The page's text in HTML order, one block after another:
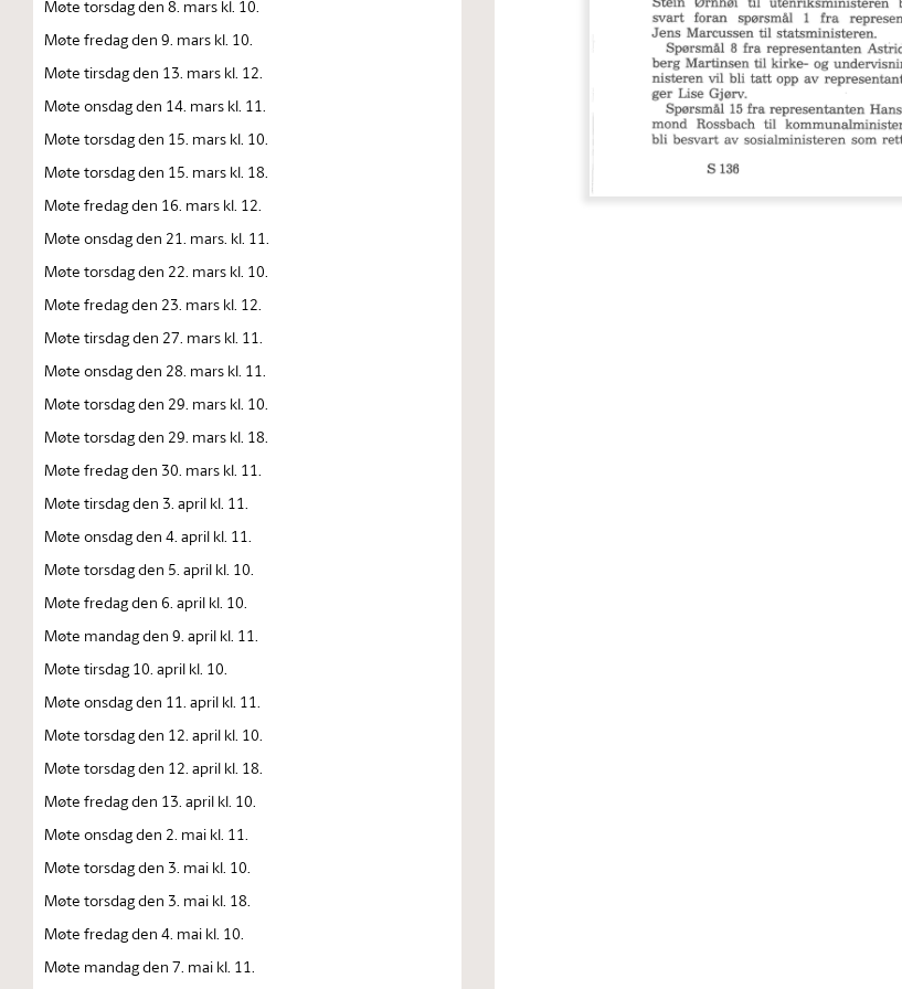
Møte torsdag den 8. mars kl. 10.
Møte fredag den 9. mars kl. 10.
Møte tirsdag den 13. mars kl. 12.
Møte onsdag den 14. mars kl. 11.
Møte torsdag den 15. mars kl. 10.
Møte torsdag den 15. mars kl. 18.
Møte fredag den 16. mars kl. 12.
Møte onsdag den 21. mars. kl. 11.
Møte torsdag den 22. mars kl. 10.
Møte fredag den 23. mars kl. 12.
Møte tirsdag den 27. mars kl. 11.
Møte onsdag den 28. mars kl. 11.
Møte torsdag den 29. mars kl. 10.
Møte torsdag den 29. mars kl. 18.
Møte fredag den 30. mars kl. 11.
Møte tirsdag den 3. april kl. 11.
Møte onsdag den 4. april kl. 11.
Møte torsdag den 5. april kl. 10.
Møte fredag den 6. april kl. 10.
Møte mandag den 9. april kl. 11.
Møte tirsdag 10. april kl. 10.
Møte onsdag den 11. april kl. 11.
Møte torsdag den 12. april kl. 10.
Møte torsdag den 12. april kl. 18.
Møte fredag den 13. april kl. 10.
Møte onsdag den 2. mai kl. 11.
Møte torsdag den 3. mai kl. 10.
Møte torsdag den 3. mai kl. 18.
Møte fredag den 4. mai kl. 10.
Møte mandag den 7. mai kl. 11.